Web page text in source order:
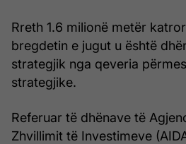
Rreth 1.6 milionë metër
bregdetin e jugut u është
strategjik nga qeveria
strategjike.
Referuar të dhënave të
Zhvillimit të Investimeve